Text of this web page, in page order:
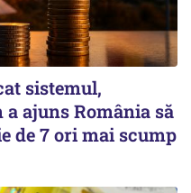
sistemul,
ajuns România să
de 7 ori mai scump